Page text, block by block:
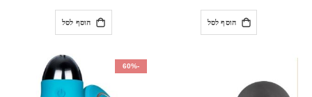
הוסף לסל הוסף לסל
-60%